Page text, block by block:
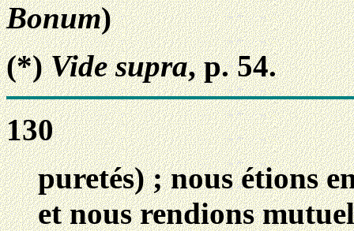
Bonum)
(*)Vide supra, p. 54.
130
puretés) ; nous étions
et nous rendions